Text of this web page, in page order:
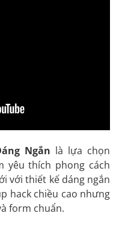
Ngắn là lựa chọn
yêu thích phong cách
với thiết kế dáng ngắn
hack chiều cao nhưng
form chuẩn.